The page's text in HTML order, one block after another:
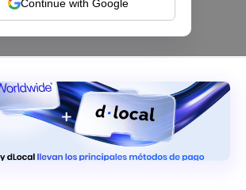
Continue with Google